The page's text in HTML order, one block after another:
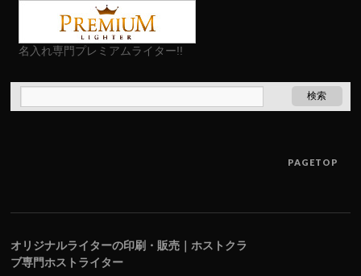
名入れ専門プレミアムライター!!
PAGETOP
オリジナルライターの印刷・販売｜ホストクラ
ブ専門ホストライター